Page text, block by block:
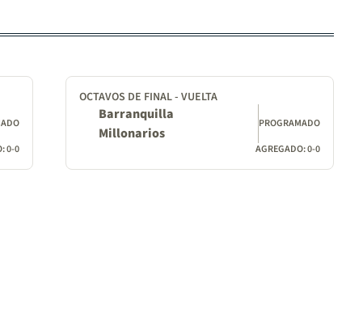
0-0
OCTAVOS DE FINAL - VUELTA
Barranquilla
Millonarios
PROGRAMADO
AGREGADO: 0-0